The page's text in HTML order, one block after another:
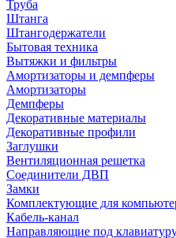
Труба
Штанга
Штангодержатели
Бытовая техника
Вытяжки и фильтры
Амортизаторы и демпферы
Амортизаторы
Демпферы
Декоративные материалы
Декоративные профили
Заглушки
Вентиляционная решетка
Соединители ДВП
Замки
Комплектующие для
Кабель-канал
Направляющие под